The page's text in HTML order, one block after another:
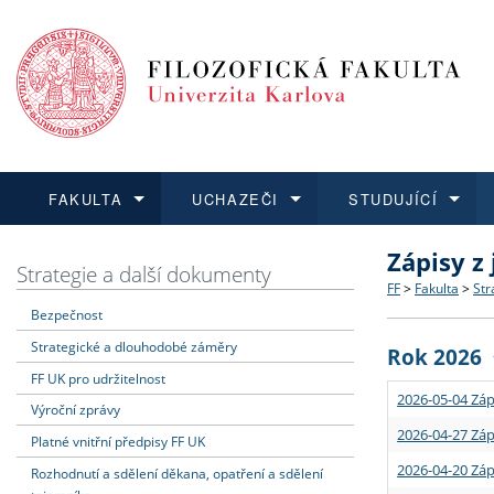
FAKULTA
Dozvědět se více
Struktura
Strategie
Podpora
UCHAZEČI
Podat přihlášku
Co
Učitelské
STUDUJÍCÍ
Dozvědět se více
Rigorózní
Dozvědět se více
O vědě a
Granty a
Dozvědět se více
Aktuální
Strategie a další dokumenty
Bezpečnost
Strategické a dlouhodobé záměry
FF UK pro udržitelnost
Výroční zprávy
Platné vnitřní předpisy FF UK
Rozhodnutí a sdělení děkana, opatření a sdělení
Zápisy
FF > Fakulta >
Rok 2026
2026-05-04
2026-04-27
2026-04-20